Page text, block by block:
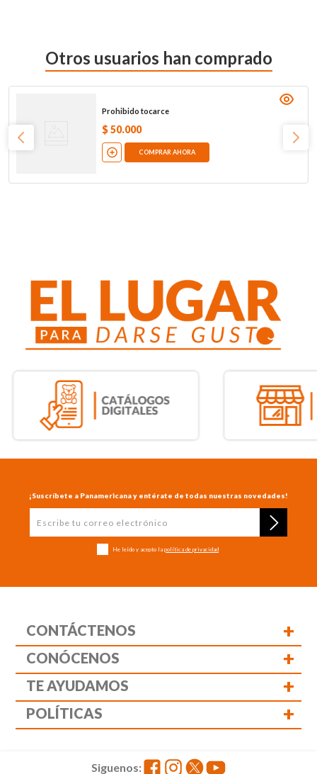
Otros usuarios han comprado
Prohibido tocarce
$ 50.000
COMPRAR AHORA
¡Suscríbete a Panamericana y entérate de todas nuestras novedades!
He leído y acepto la política de privacidad
CONTÁCTENOS +
CONÓCENOS +
TE AYUDAMOS +
POLÍTICAS +
Siguenos: